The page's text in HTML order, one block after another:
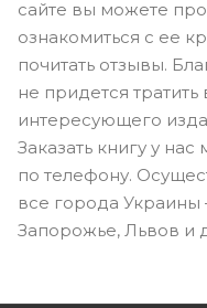
сайте вы можете
ознакомиться с ее
почитать отзывы.
не придется
интересующего
Заказать книгу у
по телефону.
все города Украины
Запорожье, Львов и